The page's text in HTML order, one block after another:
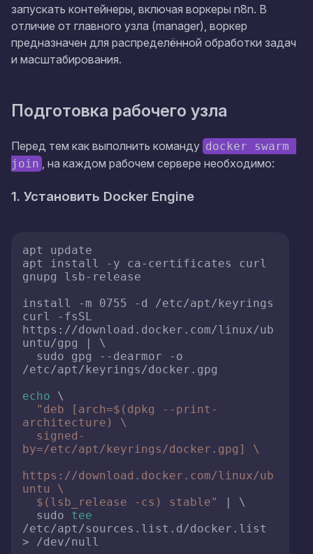
запускать контейнеры, включая воркеры n8n. В
отличие от главного узла (manager), воркер
предназначен для распределённой обработки задач
и масштабирования.
Подготовка рабочего узла
Перед тем как выполнить команду docker swarm
join , на каждом рабочем сервере необходимо:
1. Установить Docker Engine
apt update
apt install -y ca-certificates curl
gnupg lsb-release
install -m 0755 -d /etc/apt/keyrings
curl -fsSL
https://download.docker.com/linux/ub
untu/gpg | \
/etc/apt/keyrings/docker.gpg
echo \
"deb [arch=$(dpkg --print-
architecture)
\
by=/etc/apt/keyrings/docker.gpg] \
https://download.docker.com/linux/ub
untu \
$(lsb_release -cs)
stable"
| \
  sudo
tee
/etc/apt/sources.list.d/docker.list
> /dev/null